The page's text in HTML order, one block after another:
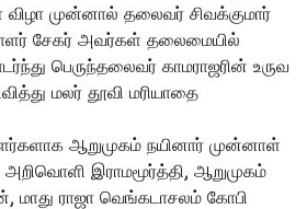
முன்னால் தலைவர் சிவக்குமார்
சேகர் அவர்கள் தலைமையில்
பெருந்தலைவர் காமராஜரின் உருவ
மலர் தூவி மரியாதை
ஆறுமுகம் நயினார் முன்னாள்
இராமமூர்த்தி, ஆறுமுகம்
மாது ராஜா வெங்கடாசலம் கோபி